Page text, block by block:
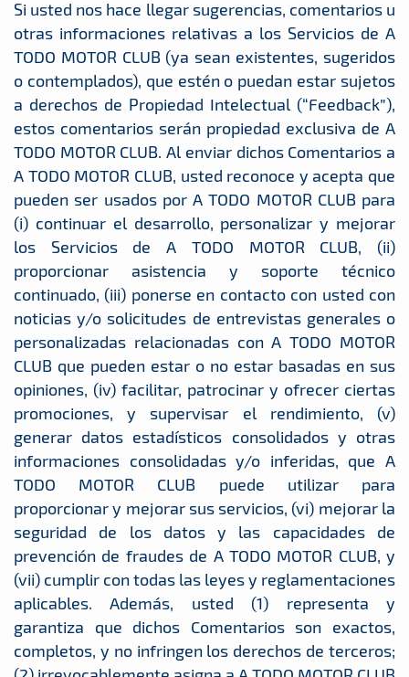
Si usted nos hace llegar sugerencias, comentarios u
otras informaciones relativas a los Servicios de A
TODO MOTOR CLUB (ya sean existentes, sugeridos
o contemplados), que estén o puedan estar sujetos
a derechos de Propiedad Intelectual (“Feedback”),
estos comentarios serán propiedad exclusiva de A
TODO MOTOR CLUB. Al enviar dichos Comentarios a
A TODO MOTOR CLUB, usted reconoce y acepta que
pueden ser usados por A TODO MOTOR CLUB para
(i) continuar el desarrollo, personalizar y mejorar
los Servicios de A TODO MOTOR CLUB, (ii)
proporcionar asistencia y soporte técnico
continuado, (iii) ponerse en contacto con usted con
noticias y/o solicitudes de entrevistas generales o
personalizadas relacionadas con A TODO MOTOR
CLUB que pueden estar o no estar basadas en sus
opiniones, (iv) facilitar, patrocinar y ofrecer ciertas
promociones, y supervisar el rendimiento, (v)
generar datos estadísticos consolidados y otras
informaciones consolidadas y/o inferidas, que A
TODO MOTOR CLUB puede utilizar para
proporcionar y mejorar sus servicios, (vi) mejorar la
seguridad de los datos y las capacidades de
prevención de fraudes de A TODO MOTOR CLUB, y
(vii) cumplir con todas las leyes y reglamentaciones
aplicables. Además, usted (1) representa y
garantiza que dichos Comentarios son exactos,
completos, y no infringen los derechos de terceros;